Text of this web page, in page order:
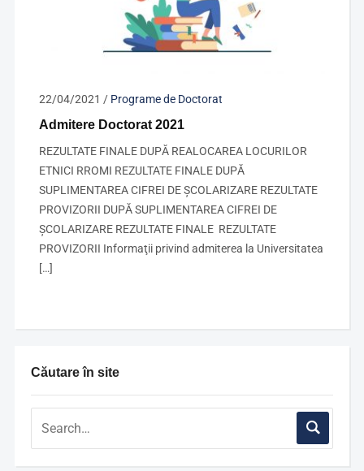
Căutare în site
22/04/2021 / Programe de Doctorat
Admitere Doctorat 2021
REZULTATE FINALE DUPĂ REALOCAREA LOCURILOR
ETNICI RROMI REZULTATE FINALE DUPĂ
SUPLIMENTAREA CIFREI DE ȘCOLARIZARE REZULTATE
PROVIZORII DUPĂ SUPLIMENTAREA CIFREI DE
ȘCOLARIZARE REZULTATE FINALE REZULTATE
PROVIZORII Informaţii privind admiterea la Universitatea
[…]